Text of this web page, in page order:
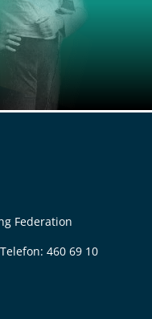
Federation
460 69 10